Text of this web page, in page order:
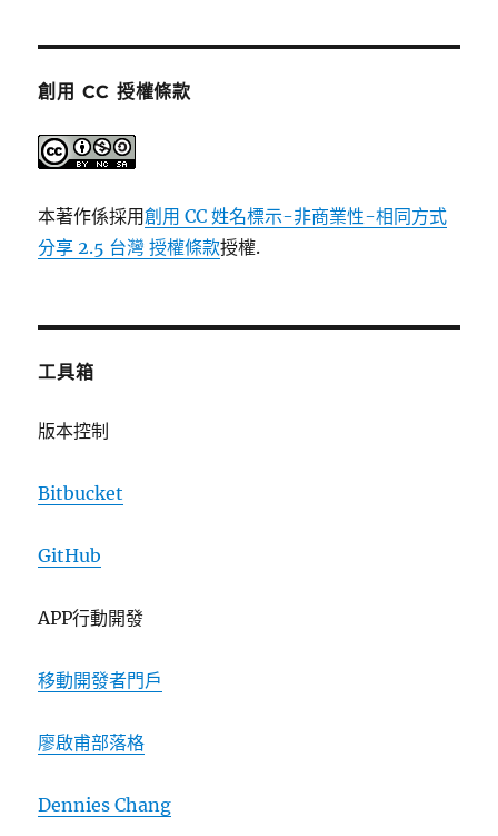
創用 CC 授權條款
本著作係採用創用 CC 姓名標示-非商業性-相同方式
分享 2.5 台灣 授權條款授權.
工具箱
版本控制
Bitbucket
GitHub
APP行動開發
移動開發者門戶
廖啟甫部落格
Dennies Chang